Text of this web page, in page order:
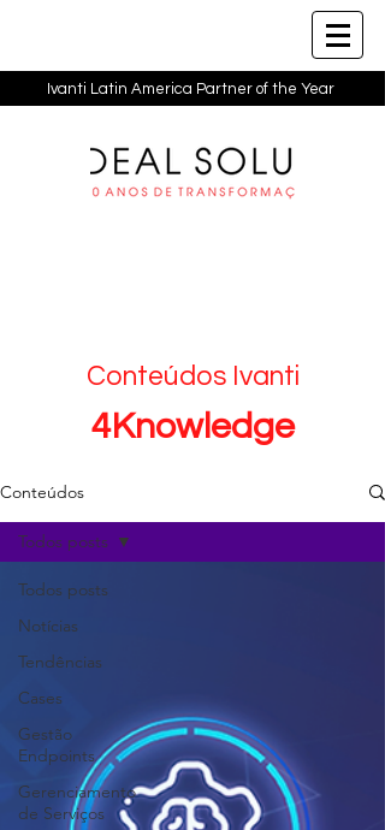
Ivanti Latin America Partner of the Year
Conteúdos Ivanti
4Knowledge
Conteúdos
Todos posts
Notícias
Tendências
Cases
Gestão
Endpoints
Gerenciamento
de Serviços
Todos posts